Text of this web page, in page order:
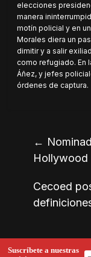
elecciones
manera
motín policial y en
Morales diera un
dimitir y a salir
como refugiado. En
Áñez, y jefes
órdenes de captura.
←
Hollywood
Cecoed
Suscríbete a nuestras